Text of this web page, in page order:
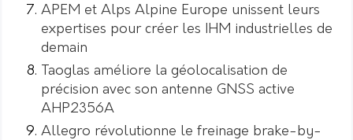
APEM et Alps Alpine Europe unissent leurs
expertises pour créer les IHM industrielles de
demain
Taoglas améliore la géolocalisation de
précision avec son antenne GNSS active
AHP2356A
Allegro révolutionne le freinage brake-by-